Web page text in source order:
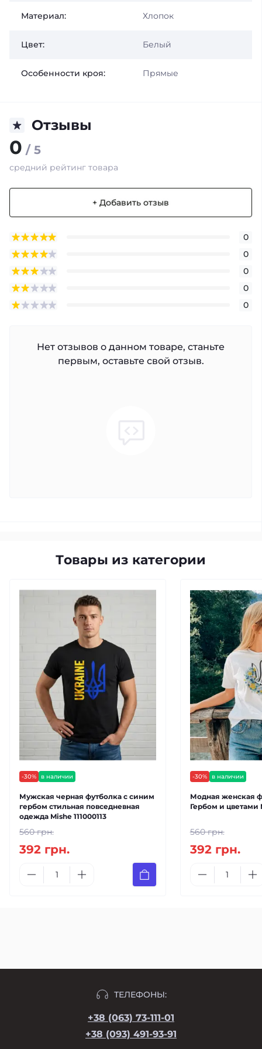
Материал: Хлопок
Цвет: Белый
Особенности кроя: Прямые
Отзывы
0 / 5
средний рейтинг товара
+ Добавить отзыв
0
0
0
0
0
Нет отзывов о данном товаре, станьте
первым, оставьте свой отзыв.
Товары из категории
-30% в наличии
Мужская черная футболка с синим
гербом стильная повседневная
одежда Mishe 111000113
560 грн.
392 грн.
-30% в наличии
Модная женская
Гербом и цветами
560 грн.
392 грн.
ТЕЛЕФОНЫ:
+38 (063) 73-111-01
+38 (093) 491-93-91